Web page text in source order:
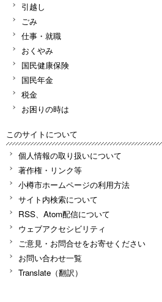
引越し
ごみ
仕事・就職
おくやみ
国民健康保険
国民年金
税金
お困りの時は
このサイトについて
個人情報の取り扱いについて
著作権・リンク等
小樽市ホームページの利用方法
サイト内検索について
RSS、Atom配信について
ウェブアクセシビリティ
ご意見・お問合せをお寄せください
お問い合わせ一覧
Translate（翻訳）